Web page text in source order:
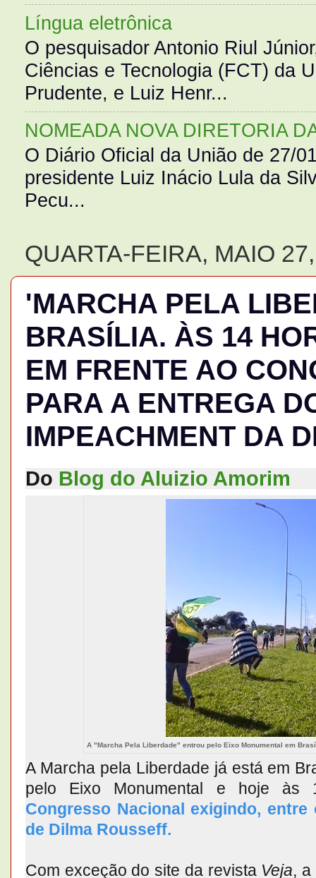
Língua eletrônica
O pesquisador Antonio Riul
Ciências e Tecnologia (FCT) da
Prudente, e Luiz Henr...
NOMEADA NOVA DIRETORIA
O Diário Oficial da União de 27/
presidente Luiz Inácio Lula da
Pecu...
QUARTA-FEIRA, MAIO
'MARCHA PELA
BRASÍLIA. ÀS 14
EM FRENTE AO
PARA A ENTREGA
IMPEACHMENT DA
Do Blog do Aluizio Amorim
A "Marcha Pela Liberdade" entrou pelo Eixo Monumental em
A Marcha pela Liberdade já está em
pelo Eixo Monumental e hoje às
Congresso Nacional exigindo,
de Dilma Rousseff.
Com exceção do site da revista Veja, a